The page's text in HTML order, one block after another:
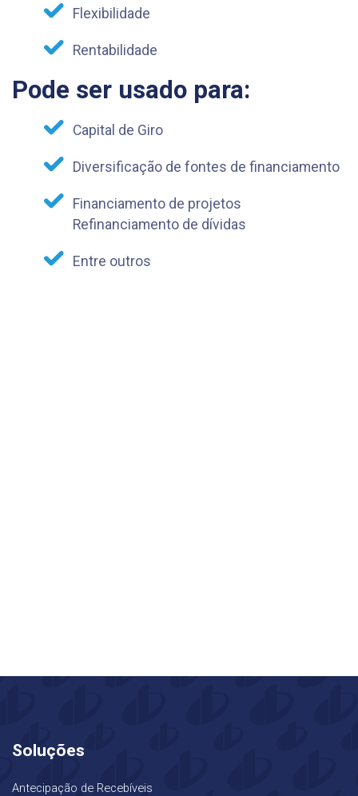
Flexibilidade
Rentabilidade
Pode ser usado para:
Capital de Giro
Diversificação de fontes de financiamento
Financiamento de projetos
Refinanciamento de dívidas
Entre outros
Soluções
Antecipação de Recebíveis